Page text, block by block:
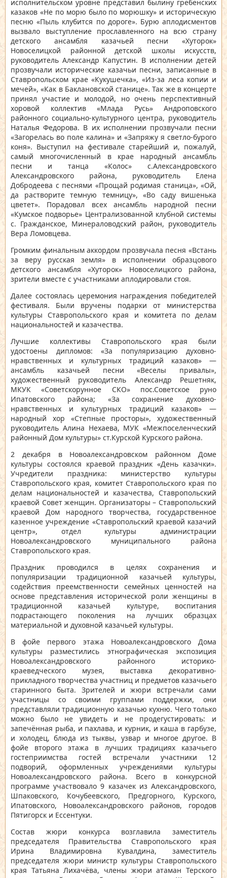
исполнительском уровне представил былину гребенских
казаков «Не по морю было по морюшку» и историческую
песню «Пыль клубится по дороге». Бурю аплодисментов
вызвало выступление прославленного на всю страну
детского ансамбля казачьей песни «Хуторок»
Новоселицкой районной детской школы искусств,
руководитель Александр Капустин. В исполнении детей
прозвучали исторические казачьи песни, записанные в
Ставропольском крае «Кукушечка», «Из-за леса копии и
мечей», «Как в Баклановской станице». Так же в концерте
принял участие и молодой, но очень перспективный
хоровой коллектив «Млада Русь» Андроповского
районного социально-культурного центра, руководитель
Наталья Федорова. В их исполнении прозвучали песни
«Загорелась во поле калина» и «Запряжу я светло-бурого
коня». Выступил на фестивале старейший и, пожалуй,
самый многочисленный в крае народный ансамбль
песни и танца «Колос» с.Александровского
Александровского района, руководитель Елена
Добродеева с песнями «Прощай родимая станица», «Ой,
да растворите темную темницу», «Во саду вишенька
цветет». Порадовал всех ансамбль народной песни
«Кумское подворье» Централизованной клубной системы
с. Гражданское, Минераловодский район, руководитель
Вера Ломовцева.
Громким финальным аккордом прозвучала песня «Встань
за веру русская земля» в исполнении образцового
детского ансамбля «Хуторок» Новоселицкого района,
зрители вместе с участниками аплодировали стоя.
Далее состоялась церемония награждения победителей
фестиваля. Были вручены подарки от министерства
культуры Ставропольского края и комитета по делам
национальностей и казачества.
Лучшие коллективы Ставропольского края были
удостоены дипломов: «За популяризацию духовно-
нравственных и культурных традиций казаков» —
ансамбль казачьей песни «Веселы привалы»,
художественный руководитель Александр Решетняк,
МКУК «Советскорунное СКО» пос.Советское руно
Ипатовского района; «За сохранение духовно-
нравственных и культурных традиций казаков» —
народный хор «Степные просторы», художественный
руководитель Алина Нехаева, МУК «Межпоселенческий
районный Дом культуры» ст.Курской Курского района.
2 декабря в Новоалександровском районном Доме
культуры состоялся краевой праздник «День казачки».
Учредители праздника: министерство культуры
Ставропольского края, комитет Ставропольского края по
делам национальностей и казачества, Ставропольский
краевой Совет женщин. Организаторы – Ставропольский
краевой Дом народного творчества, государственное
казенное учреждение «Ставропольский краевой казачий
центр», отдел культуры администрации
Новоалександровского муниципального района
Ставропольского края.
Праздник проводился в целях сохранения и
популяризации традиционной казачьей культуры,
содействия преемственности семейных ценностей на
основе представления исторической роли женщины в
традиционной казачьей культуре, воспитания
подрастающего поколения на лучших образцах
материальной и духовной казачьей культуры.
В фойе первого этажа Новоалександровского Дома
культуры разместились этнографическая экспозиция
Новоалександровского районного историко-
краеведческого музея, выставка декоративно-
прикладного творчества участниц и предметов казачьего
старинного быта. Зрителей и жюри встречали сами
участницы со своими группами поддержки, они
представляли традиционную казачью кухню. Чего только
можно было не увидеть и не продегустировать: и
запечённая рыба, и пахлава, и курник, и каша в гарбузе,
и холодец, блюда из тыквы, узвар и многое другое. В
фойе второго этажа в лучших традициях казачьего
гостеприимства гостей встречали участники 12
подворий, оформленных учреждениями культуры
Новоалександровского района. Всего в конкурсной
программе участвовало 9 казачек из Александровского,
Шпаковского, Кочубеевского, Предгорного, Курского,
Ипатовского, Новоалександровского районов, городов
Пятигорск и Ессентуки.
Состав жюри конкурса возглавила заместитель
председателя Правительства Ставропольского края
Ирина Владимировна Кувалдина, заместитель
председателя жюри министр культуры Ставропольского
края Татьяна Лихачёва, члены жюри атаман Терского